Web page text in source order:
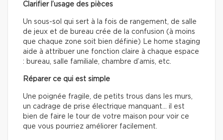
Clarifier l’usage des pièces
Un sous-sol qui sert à la fois de rangement, de salle
de jeux et de bureau crée de la confusion (à moins
que chaque zone soit bien définie) Le home staging
aide à attribuer une fonction claire à chaque espace
: bureau, salle familiale, chambre d’amis, etc.
Réparer ce qui est simple
Une poignée fragile, de petits trous dans les murs,
un cadrage de prise électrique manquant… il est
bien de faire le tour de votre maison pour voir ce
que vous pourriez améliorer facilement.